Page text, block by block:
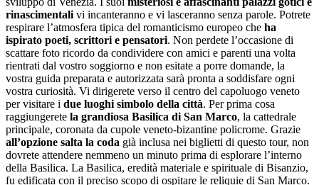
rinascimentali vi incanteranno e vi lasceranno senza parole. Potrete
respirare l’atmosfera tipica del romanticismo europeo che ha
ispirato poeti, scrittori e pensatori. Non perdete l’occasione di
scattare foto ricordo da condividere con amici e parenti una volta
rientrati dal vostro soggiorno e non esitate a porre domande, la
vostra guida preparata e autorizzata sarà pronta a soddisfare ogni
vostra curiosità. Vi dirigerete verso il centro del capoluogo veneto
per visitare i due luoghi simbolo della città. Per prima cosa
raggiungerete la grandiosa Basilica di San Marco, la cattedrale
principale, coronata da cupole veneto-bizantine policrome. Grazie
all’opzione salta la coda già inclusa nei biglietti di questo tour, non
dovrete attendere nemmeno un minuto prima di esplorare l’interno
della Basilica. La Basilica, eredità materiale e spirituale di Bisanzio,
fu edificata con il preciso scopo di ospitare le reliquie di San Marco.